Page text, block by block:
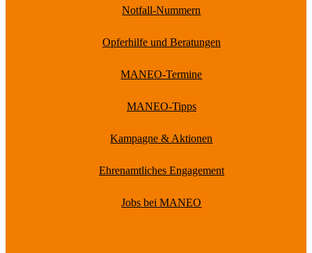
Notfall-Nummern
Opferhilfe und Beratungen
MANEO-Termine
MANEO-Tipps
Kampagne & Aktionen
Ehrenamtliches Engagement
Jobs bei MANEO